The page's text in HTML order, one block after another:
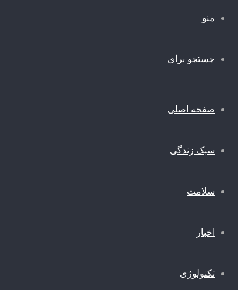
منو
جستجو برای
صفحه اصلی
سبک زندگی
سلامت
اخبار
تکنولوژی